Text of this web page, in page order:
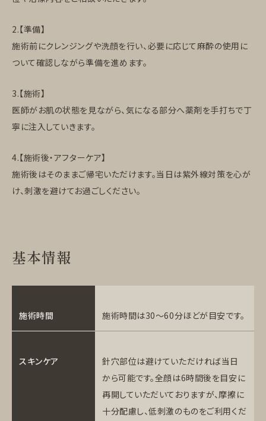
2.【準備】
施術前にクレンジングや洗顔を行い、必要に応じて麻酔の使用に
ついて確認しながら準備を進めます。
3.【施術】
医師がお肌の状態を見ながら、気になる部分へ薬剤を手打ちで丁
寧に注入していきます。
4.【施術後・アフターケア】
施術後はそのままご帰宅いただけます。当日は紫外線対策を心が
け、刺激を避けてお過ごしください。
基本情報
施術時間 施術時間は30〜60分ほどが目安です。
スキンケア
針穴部位は避けていただければ当日
から可能です。全顔は6時間後を目安に
再開していただいておりますが、摩擦に
十分配慮し、低刺激のものをご利用くだ